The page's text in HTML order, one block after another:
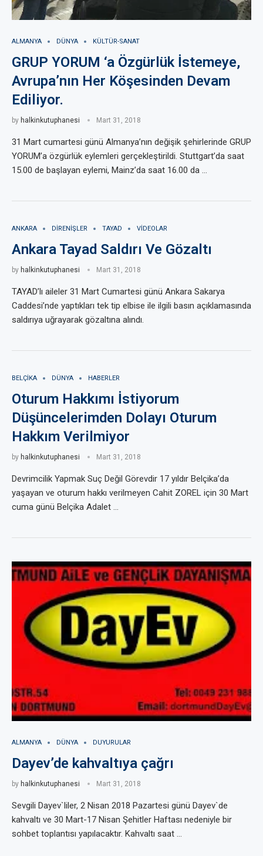
ALMANYA DÜNYA KÜLTÜR-SANAT
GRUP YORUM ‘a Özgürlük İstemeye,
Avrupa’nın Her Köşesinden Devam
Ediliyor.
by halkinkutuphanesi Mart 31, 2018
31 Mart cumartesi günü Almanya’nın değişik şehirlerinde GRUP
YORUM’a özgürlük eylemleri gerçekleştirildi. Stuttgart’da saat
15.00 de başlayan eylemi, Mainz’da saat 16.00 da …
ANKARA DIRENIŞLER TAYAD VIDEOLAR
Ankara Tayad Saldırı Ve Gözaltı
by halkinkutuphanesi Mart 31, 2018
TAYAD’lı aileler 31 Mart Cumartesi günü Ankara Sakarya
Caddesi’nde yaptıkları tek tip elbise ile ilgili basın açıklamasında
saldırıya uğrayarak gözaltına alındı.
BELÇIKA DÜNYA HABERLER
Oturum Hakkımı İstiyorum
Düşüncelerimden Dolayı Oturum
Hakkım Verilmiyor
by halkinkutuphanesi Mart 31, 2018
Devrimcilik Yapmak Suç Değil Görevdir 17 yıldır Belçika’da
yaşayan ve oturum hakkı verilmeyen Cahit ZOREL için 30 Mart
cuma günü Belçika Adalet …
ALMANYA DÜNYA DUYURULAR
Dayev’de kahvaltıya çağrı
by halkinkutuphanesi Mart 31, 2018
Sevgili Dayev`liler, 2 Nisan 2018 Pazartesi günü Dayev`de
kahvaltı ve 30 Mart-17 Nisan Şehitler Haftası nedeniyle bir
sohbet toplantısı yapılacaktır. Kahvaltı saat …